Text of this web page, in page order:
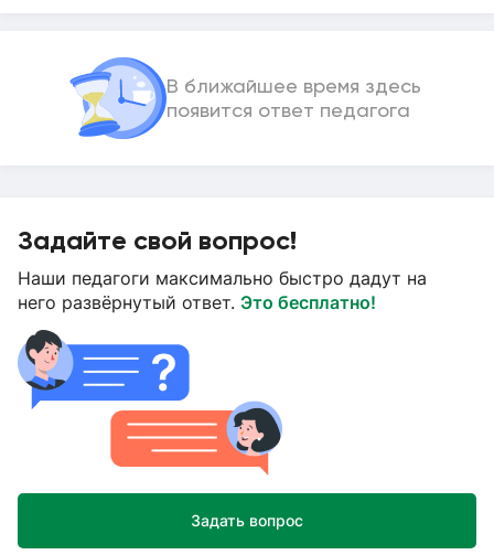
В ближайшее время здесь
появится ответ педагога
Задайте свой вопрос!
Наши педагоги максимально быстро дадут на
него развёрнутый ответ. Это бесплатно!
Задать вопрос